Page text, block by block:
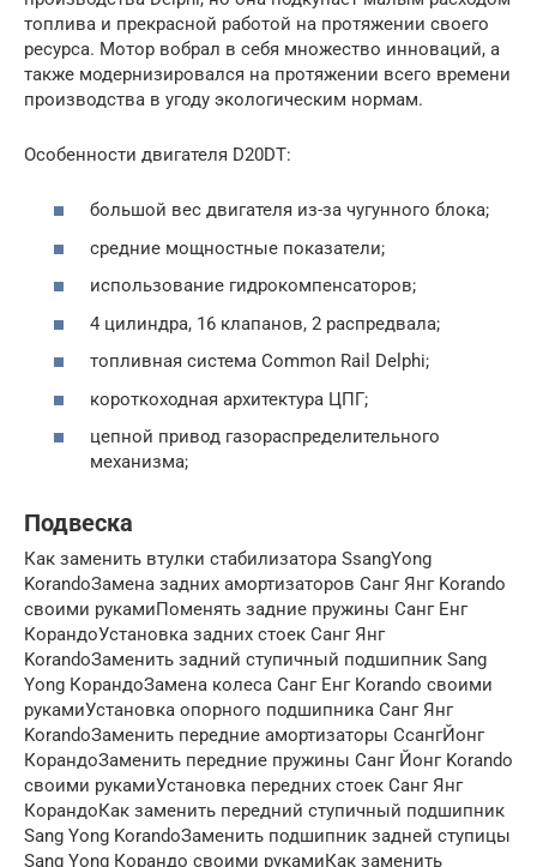
топлива и прекрасной работой на протяжении своего
ресурса. Мотор вобрал в себя множество инноваций, а
также модернизировался на протяжении всего времени
производства в угоду экологическим нормам.
Особенности двигателя D20DT:
большой вес двигателя из-за чугунного блока;
средние мощностные показатели;
использование гидрокомпенсаторов;
4 цилиндра, 16 клапанов, 2 распредвала;
топливная система Common Rail Delphi;
короткоходная архитектура ЦПГ;
цепной привод газораспределительного
механизма;
Подвеска
Как заменить втулки стабилизатора SsangYong
KorandoЗамена задних амортизаторов Санг Янг Korando
своими рукамиПоменять задние пружины Санг Енг
КорандоУстановка задних стоек Санг Янг
KorandoЗаменить задний ступичный подшипник Sang
Yong КорандоЗамена колеса Санг Енг Korando своими
рукамиУстановка опорного подшипника Санг Янг
KorandoЗаменить передние амортизаторы СсангЙонг
КорандоЗаменить передние пружины Санг Йонг Korando
своими рукамиУстановка передних стоек Санг Янг
КорандоКак заменить передний ступичный подшипник
Sang Yong KorandoЗаменить подшипник задней ступицы
Sang Yong Корандо своими рукамиКак заменить